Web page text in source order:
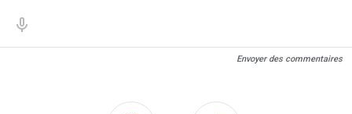
Envoyer des commentaires